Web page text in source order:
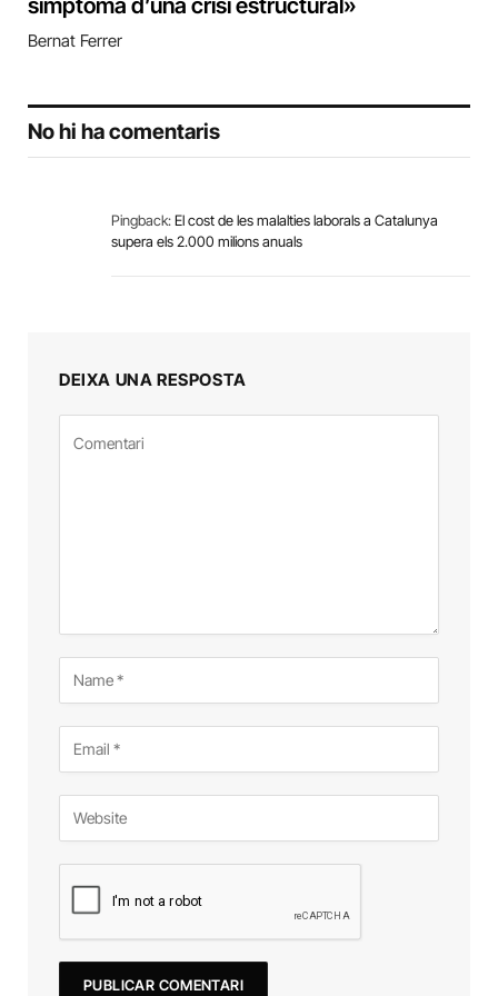
Bernat Ferrer
No hi ha comentaris
Pingback:El cost de les malalties laborals a Catalunya
supera els 2.000 milions anuals
DEIXA UNA RESPOSTA